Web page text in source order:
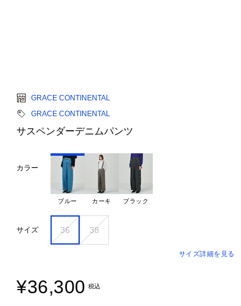
GRACE CONTINENTAL
GRACE CONTINENTAL
サスペンダーデニムパンツ
カラー
ブルー カーキ ブラック
サイズ 36 38
サイズ詳細を見る
¥36,300 税込